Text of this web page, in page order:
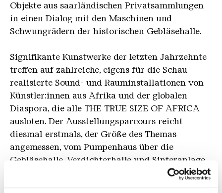
Objekte aus saarländischen Privatsammlungen
in einen Dialog mit den Maschinen und
Schwungrädern der historischen Gebläsehalle.
Signifikante Kunstwerke der letzten Jahrzehnte
treffen auf zahlreiche, eigens für die Schau
realisierte Sound- und Rauminstallationen von
Künstler:innen aus Afrika und der globalen
Diaspora, die alle THE TRUE SIZE OF AFRICA
ausloten. Der Ausstellungsparcours reicht
diesmal erstmals, der Größe des Themas
angemessen, vom Pumpenhaus über die
Gebläsehalle, Verdichterhalle und Sinteranlage